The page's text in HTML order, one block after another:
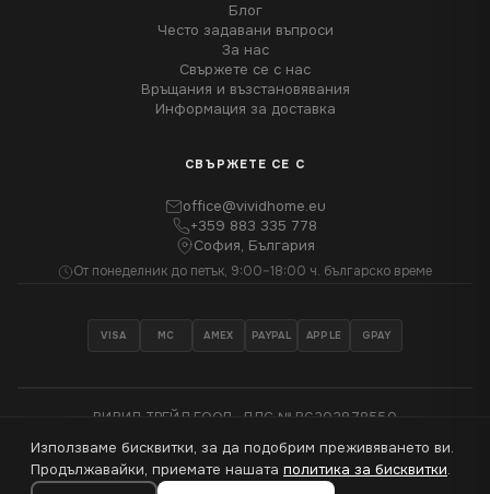
Блог
Често задавани въпроси
За нас
Свържете се с нас
Връщания и възстановявания
Информация за доставка
СВЪРЖЕТЕ СЕ С
office@vividhome.eu
+359 883 335 778
София, България
От понеделник до петък, 9:00–18:00 ч. българско време
VISA MC AMEX PAYPAL APPLE GPAY
ВИВИД ТРЕЙД ЕООД · ДДС № BG202878550
© 2026 VividHome™ - Всички права запазени®
Изработен с в София, България
Използваме бисквитки, за да подобрим преживяването ви.
Продължавайки, приемате нашата политика за бисквитки.